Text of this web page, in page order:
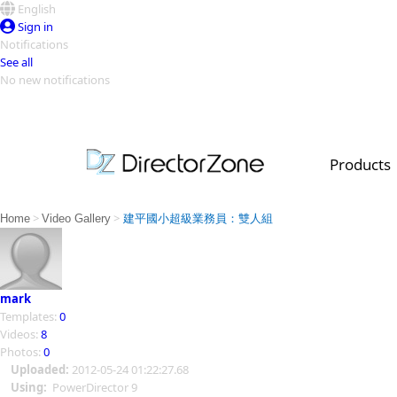
English
Sign in
Notifications
See all
No new notifications
Products
PowerDirector
PowerDirector
Video Contest Gallery
Top Templates
Creators
Home > Video Gallery > 建平國小超級業務員：雙人組
mark
Templates: 0
Videos: 8
Photos: 0
Uploaded: 2012-05-24 01:22:27.68
Using: PowerDirector 9